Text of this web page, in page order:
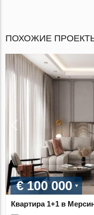
ПОХОЖИЕ
€ 100 000
Квартира 1+1 в